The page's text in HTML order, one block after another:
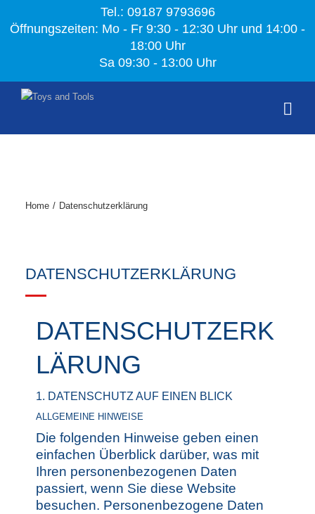
Tel.: 09187 9793696
Öffnungszeiten: Mo - Fr 9:30 - 12:30 Uhr und 14:00 -
18:00 Uhr
Sa 09:30 - 13:00 Uhr
Home / Datenschutzerklärung
DATENSCHUTZERKLÄRUNG
DATENSCHUTZERK
LÄRUNG
1. DATENSCHUTZ AUF EINEN BLICK
ALLGEMEINE HINWEISE
Die folgenden Hinweise geben einen
einfachen Überblick darüber, was mit
Ihren personenbezogenen Daten
passiert, wenn Sie diese Website
besuchen. Personenbezogene Daten